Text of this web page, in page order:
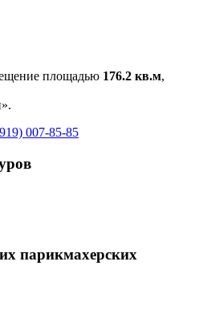
площадью 176.2 кв.м,
007-85-85
парикмахерских